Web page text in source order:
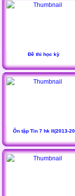
Đề thi học kỳ
Ôn tập Tin 7 hk II(2013-20